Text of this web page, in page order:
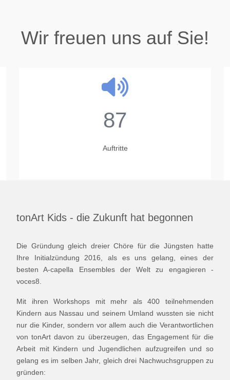
Wir freuen uns auf Sie!
87
Auftritte
tonArt Kids - die Zukunft hat begonnen
Die Gründung gleich dreier Chöre für die Jüngsten hatte
Ihre Initialzündung 2016, als es uns gelang, eines der
besten A-capella Ensembles der Welt zu engagieren -
voces8.
Mit ihren Workshops mit mehr als 400 teilnehmenden
Kindern aus Nassau und seinem Umland wussten sie nicht
nur die Kinder, sondern vor allem auch die Verantwortlichen
von tonArt davon zu überzeugen, das Engagement für die
Arbeit mit Kindern und Jugendlichen aufzugreifen und so
gelang es im selben Jahr, gleich drei Nachwuchsgruppen zu
gründen: